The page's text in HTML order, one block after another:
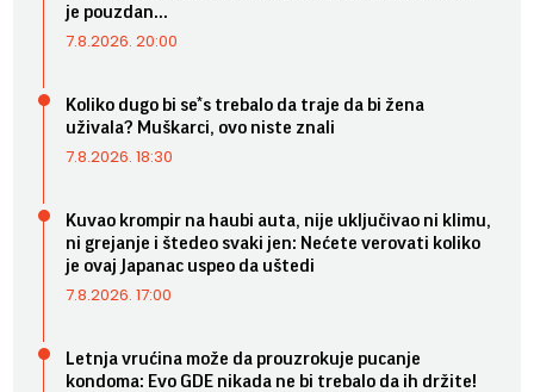
je pouzdan...
7.8.2026. 20:00
Koliko dugo bi se*s trebalo da traje da bi žena
uživala? Muškarci, ovo niste znali
7.8.2026. 18:30
Kuvao krompir na haubi auta, nije uključivao ni klimu,
ni grejanje i štedeo svaki jen: Nećete verovati koliko
je ovaj Japanac uspeo da uštedi
7.8.2026. 17:00
Letnja vrućina može da prouzrokuje pucanje
kondoma: Evo GDE nikada ne bi trebalo da ih držite!